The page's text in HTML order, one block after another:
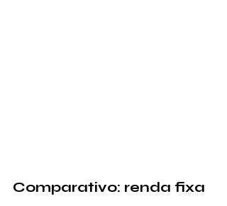
Comparativo: renda fixa